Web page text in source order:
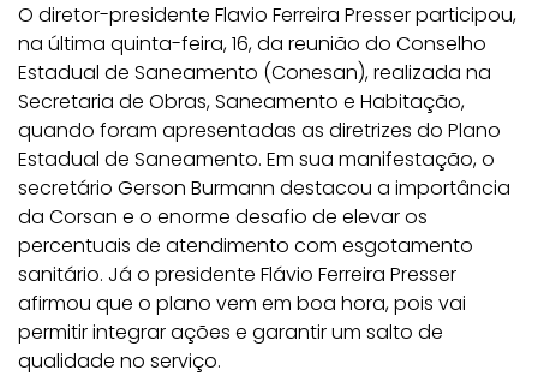
O diretor-presidente Flavio Ferreira Presser participou,
na última quinta-feira, 16, da reunião do Conselho
Estadual de Saneamento (Conesan), realizada na
Secretaria de Obras, Saneamento e Habitação,
quando foram apresentadas as diretrizes do Plano
Estadual de Saneamento. Em sua manifestação, o
secretário Gerson Burmann destacou a importância
da Corsan e o enorme desafio de elevar os
percentuais de atendimento com esgotamento
sanitário. Já o presidente Flávio Ferreira Presser
afirmou que o plano vem em boa hora, pois vai
permitir integrar ações e garantir um salto de
qualidade no serviço.